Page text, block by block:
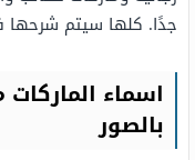
جدًا. كلها سيتم شرحها
اسماء
بالصور